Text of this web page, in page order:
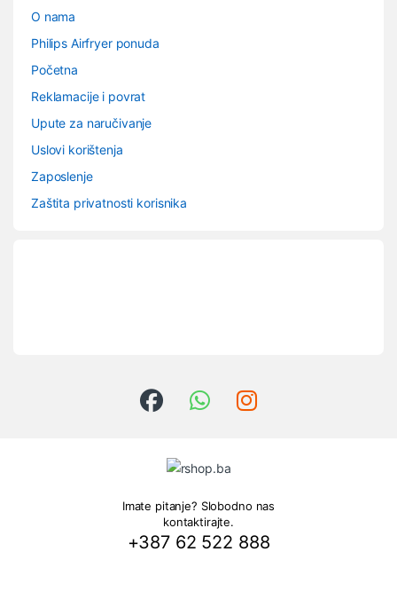
O nama
Philips Airfryer ponuda
Početna
Reklamacije i povrat
Upute za naručivanje
Uslovi korištenja
Zaposlenje
Zaštita privatnosti korisnika
Imate pitanje? Slobodno nas
kontaktirajte.
+387 62 522 888